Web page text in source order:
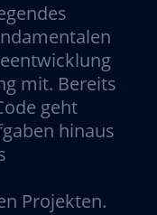
mit. Bereits
geht
hinaus
Projekten.